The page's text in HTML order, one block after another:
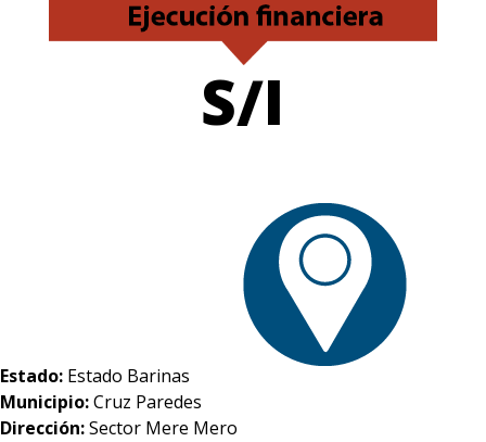
S/I
Estado: Estado Barinas
Municipio:Cruz Paredes
Dirección:Sector Mere Mero